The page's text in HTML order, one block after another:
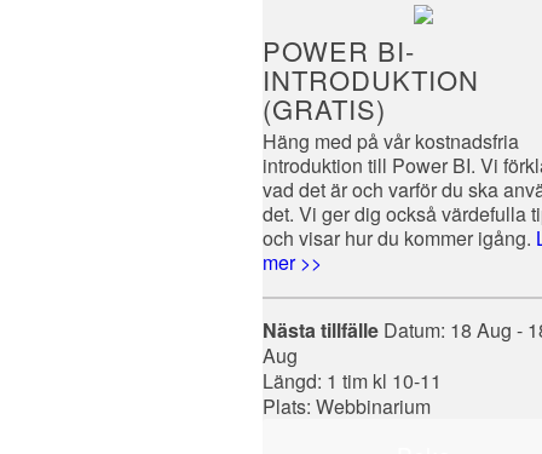
POWER BI-
INTRODUKTION
(GRATIS)
Häng med på vår kostnadsfria
introduktion till Power BI. Vi
vad det är och varför du ska
det. Vi ger dig också värdefulla
och visar hur du kommer igång.
mer >>
Nästa tillfälle Datum: 18 Aug -
Aug
Längd: 1 tim kl 10-11
Plats: Webbinarium